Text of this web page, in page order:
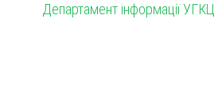
Департамент інформації УГКЦ